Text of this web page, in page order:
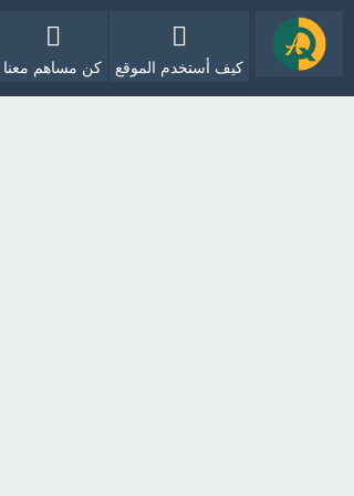
كيف أستخدم الموقع كن مساهم معنا